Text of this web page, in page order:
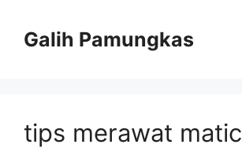
Galih Pamungkas
tips merawat matic